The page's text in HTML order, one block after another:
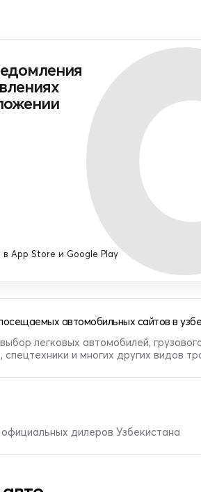
App Store и Google Play
автомобильных сайтов в
легковых автомобилей,
спецтехники и многих других видов
дилеров Узбекистана